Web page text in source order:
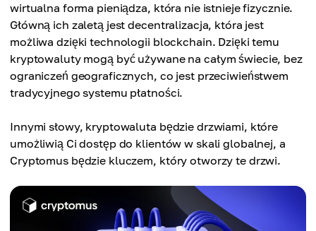
wirtualna forma pieniądza, która nie istnieje fizycznie.
Główną ich zaletą jest decentralizacja, która jest
możliwa dzięki technologii blockchain. Dzięki temu
kryptowaluty mogą być używane na całym świecie, bez
ograniczeń geograficznych, co jest przeciwieństwem
tradycyjnego systemu płatności.
Innymi słowy, kryptowaluta będzie drzwiami, które
umożliwią Ci dostęp do klientów w skali globalnej, a
Cryptomus będzie kluczem, który otworzy te drzwi.